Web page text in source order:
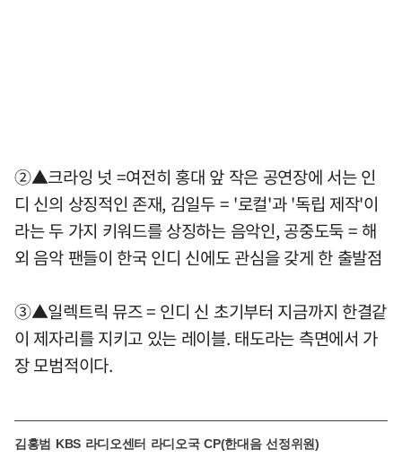
②▲크라잉 넛 =여전히 홍대 앞 작은 공연장에 서는 인
디 신의 상징적인 존재, 김일두 = '로컬'과 '독립 제작'이
라는 두 가지 키워드를 상징하는 음악인, 공중도둑 = 해
외 음악 팬들이 한국 인디 신에도 관심을 갖게 한 출발점
③▲일렉트릭 뮤즈 = 인디 신 초기부터 지금까지 한결같
이 제자리를 지키고 있는 레이블. 태도라는 측면에서 가
장 모범적이다.
김홍범 KBS 라디오센터 라디오국 CP(한대음 선정위원)